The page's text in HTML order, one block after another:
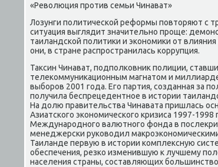
«Революция против семьи Чинават»
Лозунги политической реформы повторяют с
ситуация выглядит значительно проще:
таиландской политики и экономики от
они, в стране распространилась коррупция.
Таксин Чинават, подполковник полиции,
телекоммуникационным магнатом и
выборов 2001 года. Его партия, созданная за
получила беспрецедентное в истории
На долю правительства Чинавата пришлась
Азиатского экономического кризиса 1997-
Международного валютного фонда в
менеджерски руководил
Таиланде первую в истории комплексную
обеспечения, резко изменившую к лучшему
населения страны, составляющих